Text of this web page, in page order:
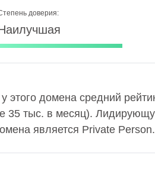
доверия:
этого домена средний
35 тыс. в месяц).
является Private Person.